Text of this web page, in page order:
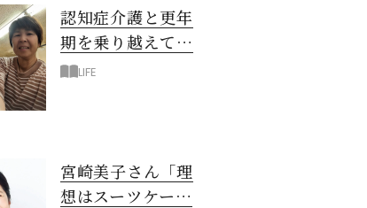
認知症介護と更年
期を乗り越えて！
6年の「通い介
LIFE
宮崎美子さん「理
想はスーツケース